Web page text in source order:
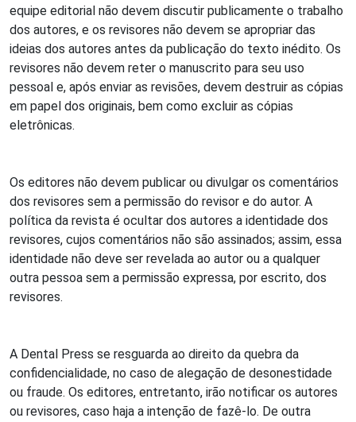
equipe editorial não devem discutir publicamente o trabalho
dos autores, e os revisores não devem se apropriar das
ideias dos autores antes da publicação do texto inédito. Os
revisores não devem reter o manuscrito para seu uso
pessoal e, após enviar as revisões, devem destruir as cópias
em papel dos originais, bem como excluir as cópias
eletrônicas.
Os editores não devem publicar ou divulgar os comentários
dos revisores sem a permissão do revisor e do autor. A
política da revista é ocultar dos autores a identidade dos
revisores, cujos comentários não são assinados; assim, essa
identidade não deve ser revelada ao autor ou a qualquer
outra pessoa sem a permissão expressa, por escrito, dos
revisores.
A Dental Press se resguarda ao direito da quebra da
confidencialidade, no caso de alegação de desonestidade
ou fraude. Os editores, entretanto, irão notificar os autores
ou revisores, caso haja a intenção de fazê-lo. De outra